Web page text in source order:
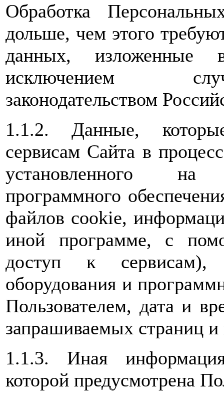
Обработка
дольше, чем этого
данных, изложенные
исключением
законодательством
1.1.2. Данные,
сервисам Сайта в
установленного на
программного
файлов cookie,
иной программе, с
доступ к сервисам),
оборудования и
Пользователем, дата и
запрашиваемых страниц
1.1.3. Иная
которой предусмотрена